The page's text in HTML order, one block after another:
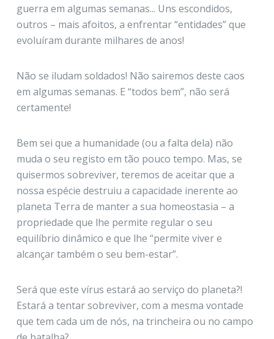
guerra em algumas semanas... Uns escondidos,
outros – mais afoitos, a enfrentar “entidades” que
evoluíram durante milhares de anos!
Não se iludam soldados! Não sairemos deste caos
em algumas semanas. E “todos bem”, não será
certamente!
Bem sei que a humanidade (ou a falta dela) não
muda o seu registo em tão pouco tempo. Mas, se
quisermos sobreviver, teremos de aceitar que a
nossa espécie destruiu a capacidade inerente ao
planeta Terra de manter a sua homeostasia – a
propriedade que lhe permite regular o seu
equilíbrio dinâmico e que lhe “permite viver e
alcançar também o seu bem-estar”.
Será que este vírus estará ao serviço do planeta?!
Estará a tentar sobreviver, com a mesma vontade
que tem cada um de nós, na trincheira ou no campo